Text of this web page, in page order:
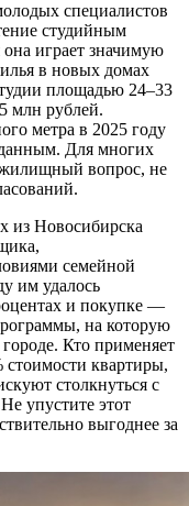
специалистов
студийным
играет значимую
в новых домах
площадью 24–33
млн рублей.
метра в 2025 году
Для многих
вопрос, не
из Новосибирска
семейной
им удалось
и покупке —
на которую
Кто применяет
квартиры,
столкнуться с
упустите этот
выгоднее за